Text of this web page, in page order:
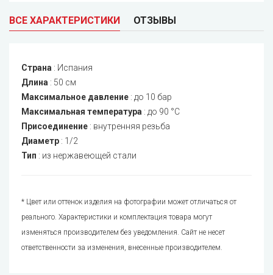
ВСЕ ХАРАКТЕРИСТИКИ ОТЗЫВЫ
Страна : Испания
Длина : 50 см
Максимальное давление : до 10 бар
Максимальная температура : до 90 °C
Присоединение : внутренняя резьба
Диаметр : 1/2
Тип : из нержавеющей стали
* Цвет или оттенок изделия на фотографии может отличаться от
реального. Характеристики и комплектация товара могут
изменяться производителем без уведомления. Сайт не несет
ответственности за изменения, внесенные производителем.